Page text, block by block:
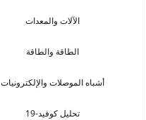
الآلات والمعدات
الطاقة والطاقة
أشباه الموصلات والإلكترونيات
تحليل كوفيد-19